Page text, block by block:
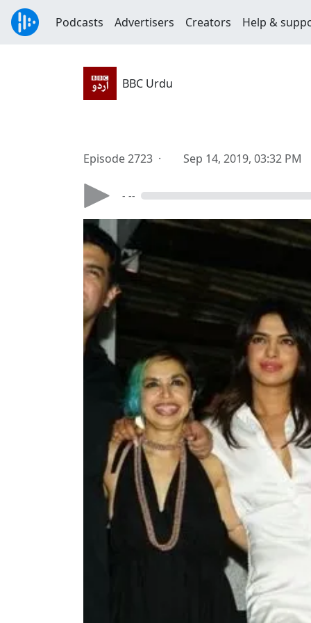
Podcasts Advertisers Creators Help &
BBC Urdu
Episode 2723 · Sep 14, 2019, 03:32 PM
- --